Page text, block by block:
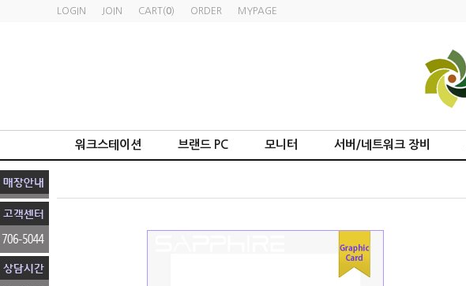
LOGIN JOIN CART(0) ORDER MYPAGE
워크스테이션 브랜드 PC 모니터 서버/네트워크 장비